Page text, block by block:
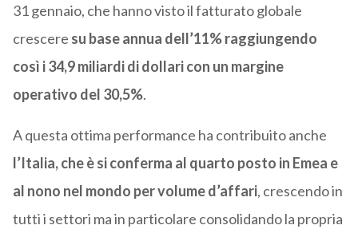
31 gennaio, che hanno visto il fatturato globale
crescere su base annua dell’11% raggiungendo
così i 34,9 miliardi di dollari con un margine
operativo del 30,5%.
A questa ottima performance ha contribuito anche
l’Italia, che è si conferma al quarto posto in Emea e
al nono nel mondo per volume d’affari, crescendo in
tutti i settori ma in particolare consolidando la propria